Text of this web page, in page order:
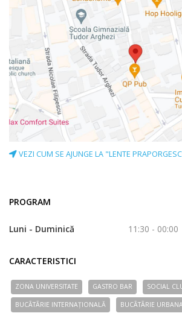
VEZI CUM SE AJUNGE LA "LENTE
PROGRAM
Luni - Duminică 11:30 - 00:00
CARACTERISTICI
ZONA UNIVERSITATE GASTRO BAR SOCIAL
BUCÃTÃRIE INTERNAȚIONALĂ BUCÃTÃRIE